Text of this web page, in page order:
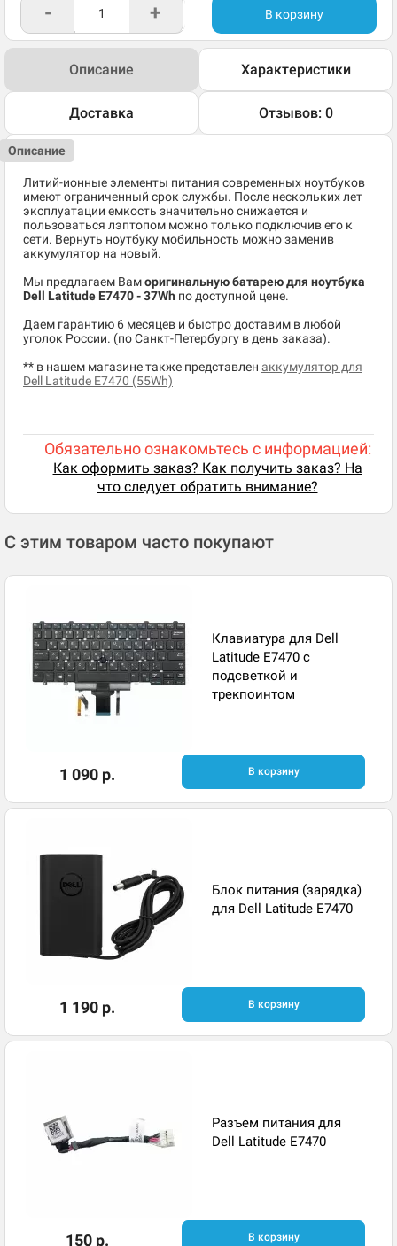
- + В корзину
Описание Характеристики
Доставка Отзывов: 0
Описание
Литий-ионные элементы питания современных ноутбуков
имеют ограниченный срок службы. После нескольких лет
эксплуатации емкость значительно снижается и
пользоваться лэптопом можно только подключив его к
сети. Вернуть ноутбуку мобильность можно заменив
аккумулятор на новый.
Мы предлагаем Ваморигинальную батарею для ноутбука
Dell Latitude E7470 - 37Wh по доступной цене.
Даем гарантию 6 месяцев и быстро доставим в любой
уголок России. (по Санкт-Петербургу в день заказа).
** в нашем магазине также представлен аккумулятор для
Dell Latitude E7470 (55Wh)
Обязательно ознакомьтесь с информацией:
Как оформить заказ? Как получить заказ? На
что следует обратить внимание?
С этим товаром часто покупают
Клавиатура для Dell
Latitude E7470 с
подсветкой и
трекпоинтом
1 090 р. В корзину
Блок питания (зарядка)
для Dell Latitude E7470
1 190 р. В корзину
Разъем питания для
Dell Latitude E7470
150 р. В корзину